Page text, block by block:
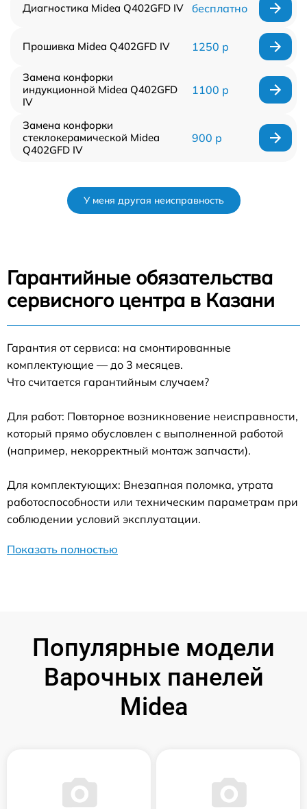
Диагностика Midea Q402GFD IV бесплатно
Прошивка Midea Q402GFD IV 1250 р
Замена конфорки
индукционной Midea Q402GFD
IV
1100 р
Замена конфорки
стеклокерамической Midea
Q402GFD IV
900 р
У меня другая неисправность
Гарантийные обязательства
сервисного центра в Казани
Гарантия от сервиса: на смонтированные
комплектующие — до 3 месяцев.
Что считается гарантийным случаем?
Для работ: Повторное возникновение неисправности,
который прямо обусловлен с выполненной работой
(например, некорректный монтаж запчасти).
Для комплектующих: Внезапная поломка, утрата
работоспособности или техническим параметрам при
соблюдении условий эксплуатации.
Показать полностью
Популярные модели
Варочных панелей
Midea